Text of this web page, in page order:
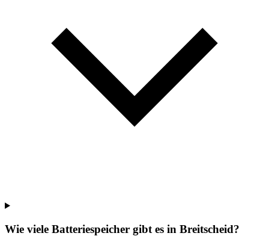
Wie viele Batteriespeicher gibt es in Breitscheid?